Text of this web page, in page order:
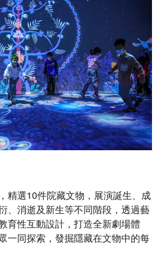
精選10件院藏文物，展演誕生、成
、消逝及新生等不同階段，透過藝
育性互動設計，打造全新劇場體
一同探索，發掘隱藏在文物中的每